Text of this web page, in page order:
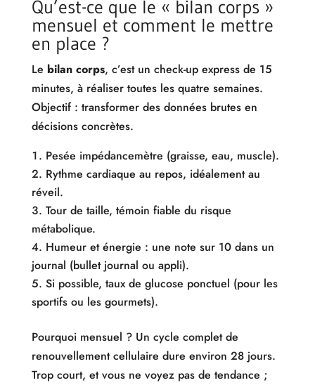
Qu’est-ce que le « bilan corps »
mensuel et comment le mettre
en place ?
Le bilan corps, c’est un check-up express de 15
minutes, à réaliser toutes les quatre semaines.
Objectif : transformer des données brutes en
décisions concrètes.
Pesée impédancemètre (graisse, eau, muscle).
Rythme cardiaque au repos, idéalement au
réveil.
Tour de taille, témoin fiable du risque
métabolique.
Humeur et énergie : une note sur 10 dans un
journal (bullet journal ou appli).
Si possible, taux de glucose ponctuel (pour les
sportifs ou les gourmets).
Pourquoi mensuel ? Un cycle complet de
renouvellement cellulaire dure environ 28 jours.
Trop court, et vous ne voyez pas de tendance ;